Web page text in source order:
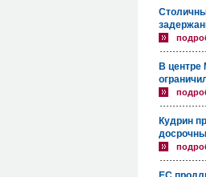
В центре
Кудрин